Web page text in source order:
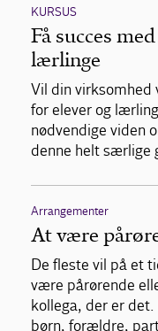
KURSUS
Få succes
lærlinge
Vil din
for elever og
nødvendige viden
denne helt særlige
Arrangementer
At være
De fleste vil på et
være pårørende
kollega, der er
børn, forældre,